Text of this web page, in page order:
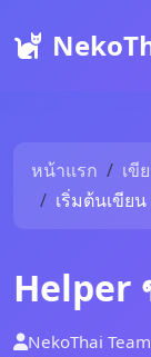
หน้าแรก
เขี
เริ่มต้นเขีย
Helper
NekoThai Team